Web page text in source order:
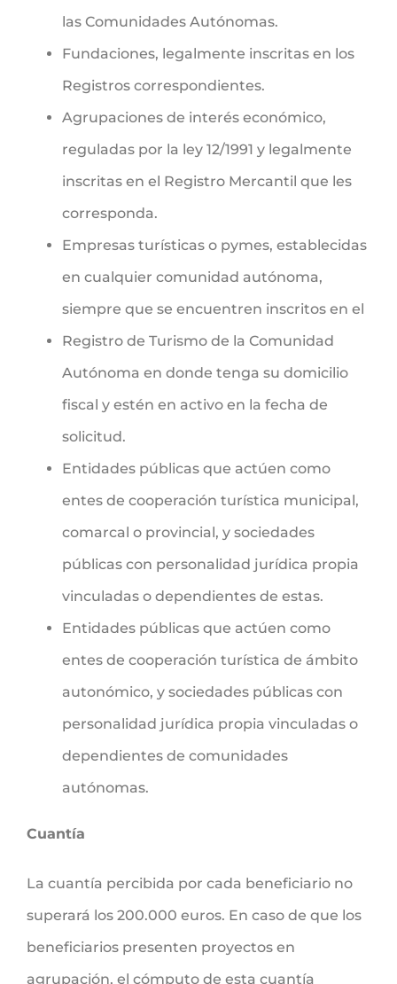
las Comunidades Autónomas.
Fundaciones, legalmente inscritas en los
Registros correspondientes.
Agrupaciones de interés económico,
reguladas por la ley 12/1991 y legalmente
inscritas en el Registro Mercantil que les
corresponda.
Empresas turísticas o pymes, establecidas
en cualquier comunidad autónoma,
siempre que se encuentren inscritos en el
Registro de Turismo de la Comunidad
Autónoma en donde tenga su domicilio
fiscal y estén en activo en la fecha de
solicitud.
Entidades públicas que actúen como
entes de cooperación turística municipal,
comarcal o provincial, y sociedades
públicas con personalidad jurídica propia
vinculadas o dependientes de estas.
Entidades públicas que actúen como
entes de cooperación turística de ámbito
autonómico, y sociedades públicas con
personalidad jurídica propia vinculadas o
dependientes de comunidades
autónomas.
Cuantía
La cuantía percibida por cada beneficiario no
superará los 200.000 euros. En caso de que los
beneficiarios presenten proyectos en
agrupación, el cómputo de esta cuantía